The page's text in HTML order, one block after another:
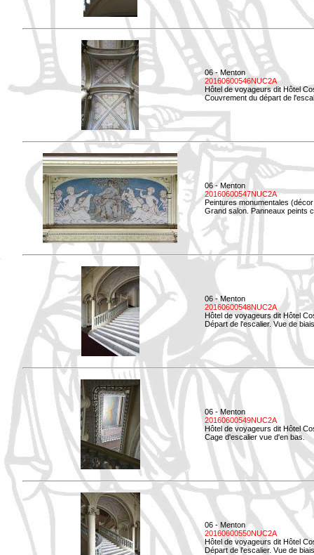
06 - Menton
20160600546NUC2A
Hôtel de voyageurs dit Hôtel
Couvrement du départ de
06 - Menton
20160600547NUC2A
Peintures monumentales
Grand salon. Panneaux peints
06 - Menton
20160600548NUC2A
Hôtel de voyageurs dit Hôtel
Départ de l'escalier. Vue de
06 - Menton
20160600549NUC2A
Hôtel de voyageurs dit Hôtel
Cage d'escalier vue d'en bas.
06 - Menton
20160600550NUC2A
Hôtel de voyageurs dit Hôtel
Départ de l'escalier. Vue de